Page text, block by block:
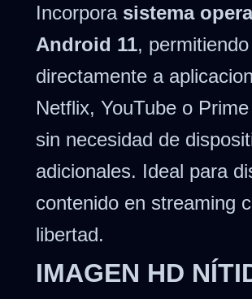
Incorpora sistema
Android 11,
directamente a
Netflix, YouTube o
sin necesidad de
adicionales. Ideal para
contenido en streaming
libertad.
IMAGEN HD